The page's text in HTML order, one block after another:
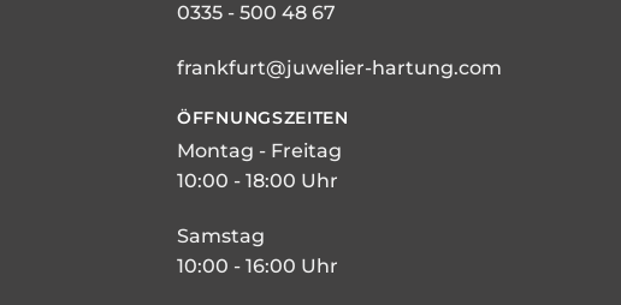
0335 - 500 48 67
frankfurt@juwelier-hartung.com
ÖFFNUNGSZEITEN
Montag - Freitag
10:00 - 18:00 Uhr
Samstag
10:00 - 16:00 Uhr